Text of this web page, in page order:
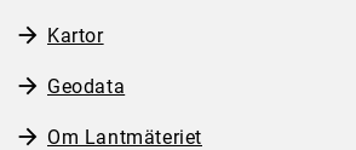
Kartor
Geodata
Om Lantmäteriet